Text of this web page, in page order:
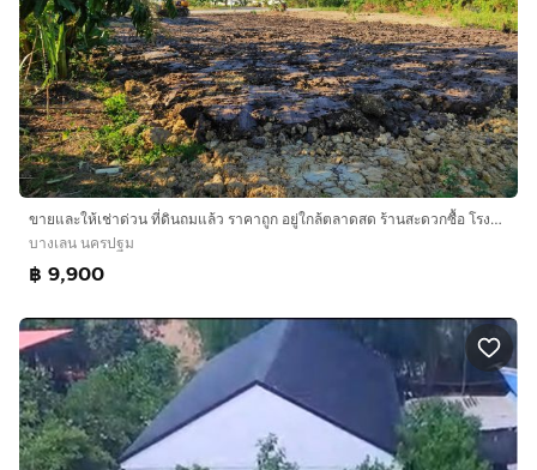
ขายและให้เช่าด่วน ที่ดินถมแล้ว ราคาถูก อยู่ใกล้ตลาดสด ร้านสะดวกซื้อ โรงพยาบาล ห้างร้านค้า โรงเรียน ชุมชน และสถานที่ราชการ
บางเลน นครปฐม
฿ 9,900